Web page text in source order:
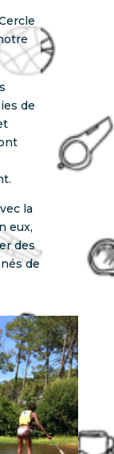
de
la
eux,
des
de